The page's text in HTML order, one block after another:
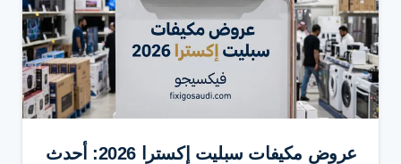
عروض مكيفات سبليت إكسترا 2026: أحدث